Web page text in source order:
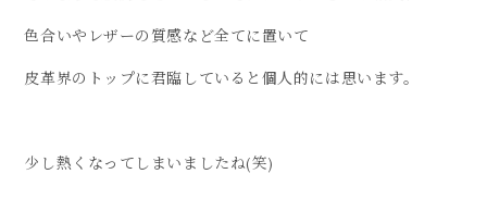
色合いやレザーの質感など全てに置いて
皮革界のトップに君臨していると個人的には思います。
少し熱くなってしまいましたね(笑)